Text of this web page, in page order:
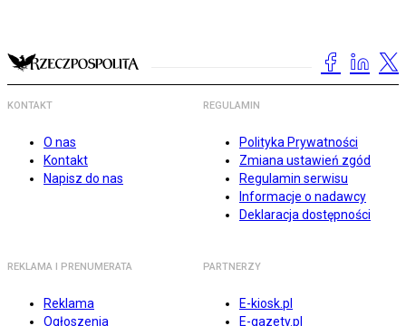
KONTAKT
O nas
Kontakt
Napisz do nas
REGULAMIN
Polityka Prywatności
Zmiana ustawień zgód
Regulamin serwisu
Informacje o nadawcy
Deklaracja dostępności
REKLAMA I PRENUMERATA
Reklama
Ogłoszenia
PARTNERZY
E-kiosk.pl
E-gazety.pl